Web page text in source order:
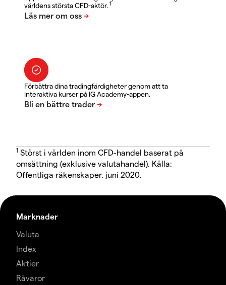
världens största CFD-aktör. 1
Förbättra dina tradingfärdigheter genom att ta
interaktiva kurser på IG Academy-appen.
1 Störst i världen inom CFD-handel baserat på
omsättning (exklusive valutahandel). Källa:
Offentliga räkenskaper. juni 2020.
Marknader
Valuta
Index
Aktier
Råvaror